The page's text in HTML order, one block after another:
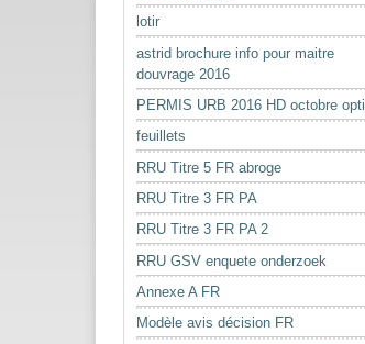
lotir
astrid brochure info pour maitre
douvrage 2016
PERMIS URB 2016 HD octobre opti
feuillets
RRU Titre 5 FR abroge
RRU Titre 3 FR PA
RRU Titre 3 FR PA 2
RRU GSV enquete onderzoek
Annexe A FR
Modèle avis décision FR